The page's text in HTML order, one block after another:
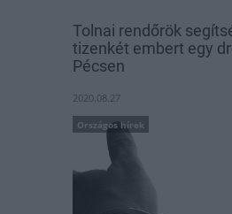
Tolnai rendőrök
tizenkét embert egy
Pécsen
2020.08.27
Országos hírek